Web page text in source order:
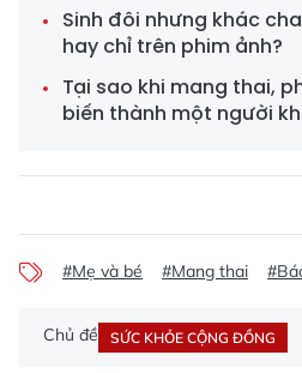
Sinh đôi nhưng khác
hay chỉ trên phim ảnh?
Tại sao khi mang thai,
biến thành một người
#Mẹ và bé #Mang thai
Chủ đề SỨC KHỎE CỘNG ĐỒNG